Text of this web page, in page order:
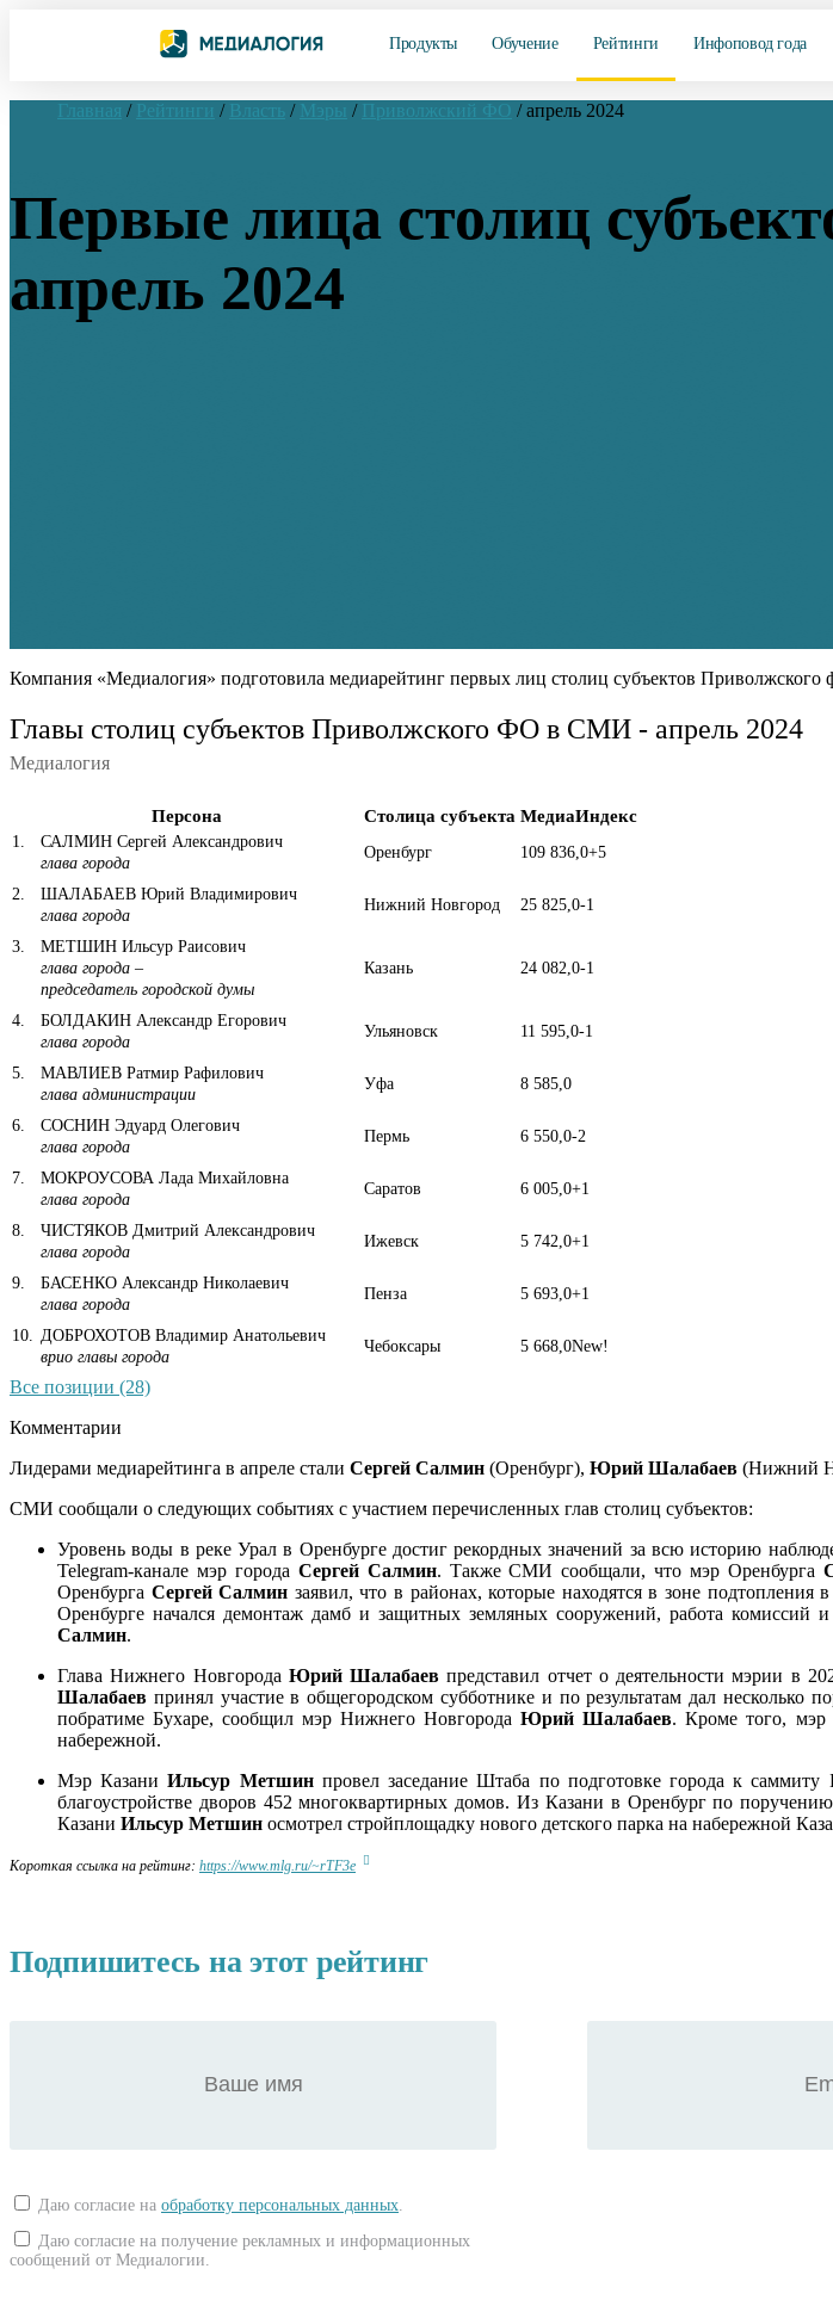
Продукты Обучение Рейтинги Инфоповод года
Главная / Рейтинги / Власть / Мэры / Приволжский ФО / апрель 2024
Первые лица столиц
апрель 2024
Компания «Медиалогия» подготовила медиарейтинг первых лиц столиц субъектов Приволжского
Главы столиц субъектов Приволжского ФО в СМИ - апрель 2024
Медиалогия
Персона Столица субъекта МедиаИндекс
1
САЛМИН Сергей Александрович
глава города
Оренбург 109 836,0+5
2
ШАЛАБАЕВ Юрий Владимирович
глава города
Нижний Новгород 25 825,0-1
3
МЕТШИН Ильсур Раисович
глава города –
председатель городской думы
Казань 24 082,0-1
4
БОЛДАКИН Александр Егорович
глава города
Ульяновск 11 595,0-1
5
МАВЛИЕВ Ратмир Рафилович
глава администрации
Уфа 8 585,0
6
СОСНИН Эдуард Олегович
глава города
Пермь 6 550,0-2
7
МОКРОУСОВА Лада Михайловна
глава города
Саратов 6 005,0+1
8
ЧИСТЯКОВ Дмитрий Александрович
глава города
Ижевск 5 742,0+1
9
БАСЕНКО Александр Николаевич
глава города
Пенза 5 693,0+1
10
ДОБРОХОТОВ Владимир Анатольевич
врио главы города
Чебоксары 5 668,0New!
Все позиции (28)
Комментарии
Лидерами медиарейтинга в апреле стали Сергей Салмин (Оренбург), Юрий Шалабаев (Нижний
СМИ сообщали о следующих событиях с участием перечисленных глав столиц субъектов:
Уровень воды в реке Урал в Оренбурге достиг рекордных значений за всю историю
Telegram-канале мэр города Сергей Салмин. Также СМИ сообщали, что мэр Оренбурга
Оренбурга Сергей Салмин заявил, что в районах, которые находятся в зоне
Оренбурге начался демонтаж дамб и защитных земляных сооружений, работа комиссий
Салмин.
Глава Нижнего Новгорода Юрий Шалабаев представил отчет о деятельности мэрии в
Шалабаев принял участие в общегородском субботнике и по результатам дал
побратиме Бухаре, сообщил мэр Нижнего НовгородаЮрий Шалабаев. Кроме того, мэр
набережной.
Мэр КазаниИльсур Метшинпровел заседание Штаба по подготовке города к
благоустройстве дворов 452 многоквартирных домов. Из Казани в Оренбург по
Казани Ильсур Метшин осмотрел стройплощадку нового детского парка на набережной
Короткая ссылка на рейтинг: https://www.mlg.ru/~rTF3e
Подпишитесь на этот рейтинг
Даю согласие на обработку персональных данных
Даю согласие на получение рекламных и информационных
сообщений от Медиалогии.